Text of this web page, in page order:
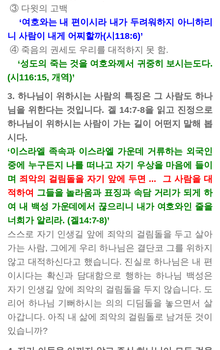
③ 다윗의 고백
‘여호와는 내 편이시라 내가 두려워하지 아니하리
니 사람이 내게 어찌할까(시118:6)’
④ 죽음의 권세도 우리를 대적하지 못 함.
‘성도의 죽는 것을 여호와께서 귀중히 보시는도다.
(시116:15, 개역)’
3. 하나님이 위하시는 사람의 특징은 그 사람도 하나
님을 위한다는 것입니다. 겔 14:7-8을 읽고 진정으로
하나님이 위하시는 사람이 가는 길이 어떤지 말해 봅
시다.
‘이스라엘 족속과 이스라엘 가운데 거류하는 외국인
중에 누구든지 나를 떠나고 자기 우상을 마음에 들이
며 죄악의 걸림돌을 자기 앞에 두면 ...
그 사람을 대
적하여 그들을 놀라움과 표징과 속담 거리가 되게 하
여 내 백성 가운데에서 끊으리니 내가 여호와인 줄을
너희가 알리라. (겔14:7-8)’
스스로 자기 인생길 앞에 죄악의 걸림돌을 두고 살아
가는 사람, 그에게 우리 하나님은 결단코 그를 위하지
않고 대적하신다고 했습니다. 진실로 하나님은 내 편
이시다는 확신과 담대함으로 행하는 하나님 백성은
자기 인생길 앞에 죄악의 걸림돌을 두지 않습니다. 도
리어 하나님 기뻐하시는 의의 디딤돌을 놓으면서 살
아갑니다. 아직 내 삶에 죄악의 걸림돌로 남겨둔 것이
있습니까?